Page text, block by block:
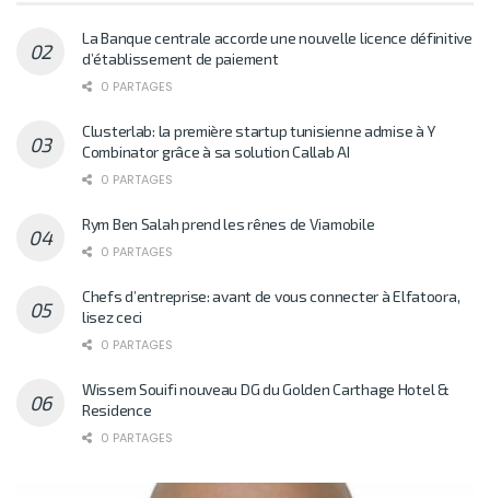
La Banque centrale accorde une nouvelle licence définitive
d’établissement de paiement
0 PARTAGES
Clusterlab: la première startup tunisienne admise à Y
Combinator grâce à sa solution Callab AI
0 PARTAGES
Rym Ben Salah prend les rênes de Viamobile
0 PARTAGES
Chefs d’entreprise: avant de vous connecter à Elfatoora,
lisez ceci
0 PARTAGES
Wissem Souifi nouveau DG du Golden Carthage Hotel &
Residence
0 PARTAGES